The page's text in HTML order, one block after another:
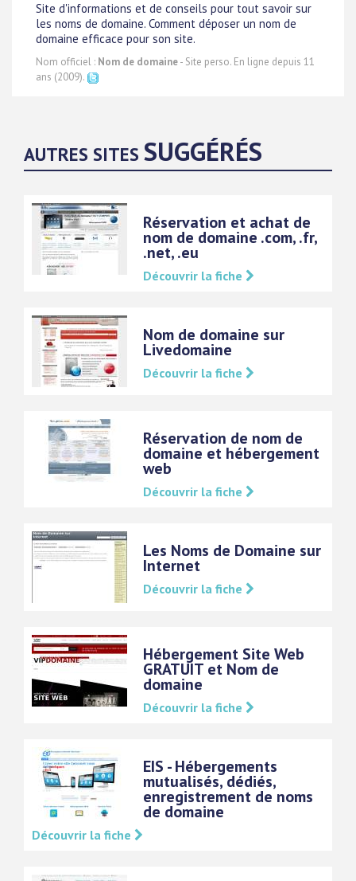
Site d'informations et de conseils pour tout savoir sur
les noms de domaine. Comment déposer un nom de
domaine efficace pour son site.
Nom officiel : Nom de domaine- Site perso. En ligne depuis 11
ans (2009).
AUTRES SITES SUGGÉRÉS
Réservation et achat de
nom de domaine .com, .fr,
.net, .eu
Découvrir la fiche
Nom de domaine sur
Livedomaine
Découvrir la fiche
Réservation de nom de
domaine et hébergement
web
Découvrir la fiche
Les Noms de Domaine sur
Internet
Découvrir la fiche
Hébergement Site Web
GRATUIT et Nom de
domaine
Découvrir la fiche
EIS - Hébergements
mutualisés, dédiés,
enregistrement de noms
de domaine
Découvrir la fiche